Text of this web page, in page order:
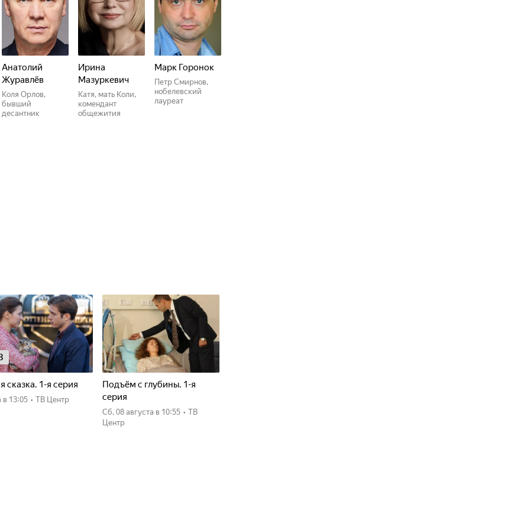
Анатолий
Журавлёв
Коля Орлов,
бывший
десантник
Ирина
Мазуркевич
Катя, мать Коли,
комендант
общежития
Марк Горонок
Петр Смирнов,
нобелевский
лауреат
сказка. 1-я серия
в 13:05 • ТВ Центр
Подъём с глубины. 1-я
серия
сб, 08 августа в 10:55 • ТВ
Центр